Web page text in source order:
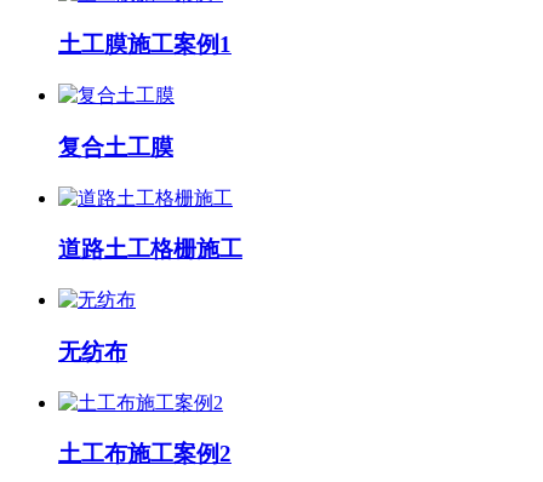
土工膜施工案例1
复合土工膜
道路土工格栅施工
无纺布
土工布施工案例2